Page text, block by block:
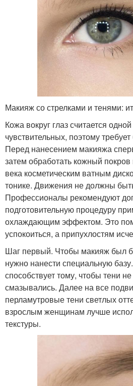
Макияж со стрелками и тенями:
Кожа вокруг глаз считается
чувствительных, поэтому
Перед нанесением макияжа
затем обработать кожный
века косметическим ватным
тонике. Движения не должны
Профессионалы рекомендуют
подготовительную процедуру
охлаждающим эффектом. Это
успокоиться, а припухлостям
Шаг первый. Чтобы макияж был
нужно нанести специальную
способствует тому, чтобы тени
смазывались. Далее на все
перламутровые тени светлых
взрослым женщинам лучше
текстуры.